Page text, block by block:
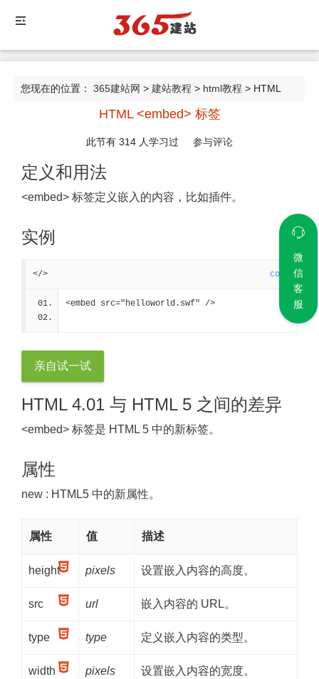
您现在的位置： 365建站网 > 建站教程 > html教程 > HTML
HTML <embed> 标签
此节有 314 人学习过 参与评论
定义和用法
<embed> 标签定义嵌入的内容，比如插件。
实例
</> code
<embed src="helloworld.swf" />
亲自试一试
HTML 4.01 与 HTML 5 之间的差异
<embed> 标签是 HTML 5 中的新标签。
属性
new : HTML5 中的新属性。
属性 值 描述
height pixels 设置嵌入内容的高度。
src url 嵌入内容的 URL。
type type 定义嵌入内容的类型。
width pixels 设置嵌入内容的宽度。
微
信
客
服